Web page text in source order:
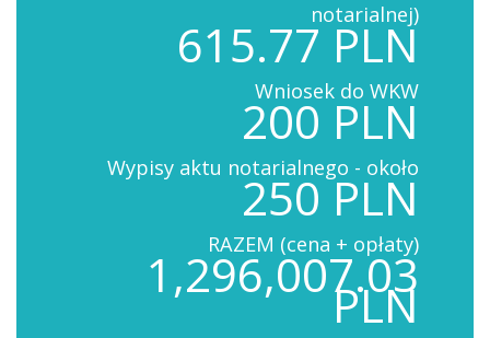
notarialnej)
615.77 PLN
Wniosek do WKW
200 PLN
Wypisy aktu notarialnego - około
250 PLN
RAZEM (cena + opłaty)
1,296,007.03
PLN